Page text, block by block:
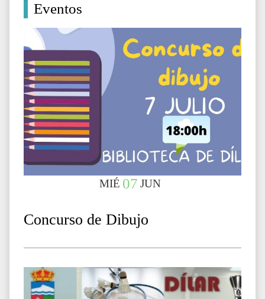
Eventos
MIÉ 07 JUN
Concurso de Dibujo